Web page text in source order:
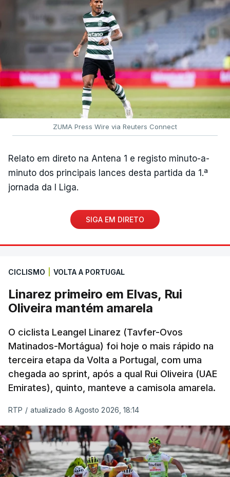
ZUMA Press Wire via Reuters Connect
Relato em direto na Antena 1 e registo minuto-a-
minuto dos principais lances desta partida da 1.ª
jornada da I Liga.
SIGA EM DIRETO
CICLISMO VOLTA A PORTUGAL
Linarez primeiro em Elvas, Rui
Oliveira mantém amarela
O ciclista Leangel Linarez (Tavfer-Ovos
Matinados-Mortágua) foi hoje o mais rápido na
terceira etapa da Volta a Portugal, com uma
chegada ao sprint, após a qual Rui Oliveira (UAE
Emirates), quinto, manteve a camisola amarela.
RTP / atualizado 8 Agosto 2026, 18:14